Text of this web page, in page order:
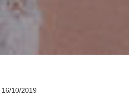
16/10/2019